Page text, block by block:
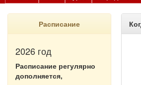
Расписание
2026 год
Расписание регулярно
дополняется,